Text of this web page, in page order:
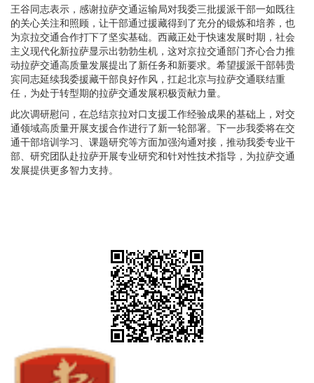
王谷同志表示，感谢拉萨交通运输局对我委三批援派干部一如既往
的关心关注和照顾，让干部通过援藏得到了充分的锻炼和培养，也
为京拉交通合作打下了坚实基础。西藏正处于快速发展时期，社会
主义现代化新拉萨显示出勃勃生机，这对京拉交通部门齐心合力推
动拉萨交通高质量发展提出了新任务和新要求。希望援派干部韩贵
宾同志延续我委援藏干部良好作风，扛起北京与拉萨交通联结重
任，为处于转型期的拉萨交通发展积极贡献力量。
此次调研慰问，在总结京拉对口支援工作经验成果的基础上，对交
通领域高质量开展支援合作进行了新一轮部署。下一步我委将在交
通干部培训学习、课题研究等方面加强沟通对接，推动我委专业干
部、研究团队赴拉萨开展专业研究和针对性技术指导，为拉萨交通
发展提供更多智力支持。